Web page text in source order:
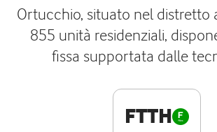
Ortucchio, situato nel distretto
855 unità residenziali,
fissa supportata dalle
FTTH